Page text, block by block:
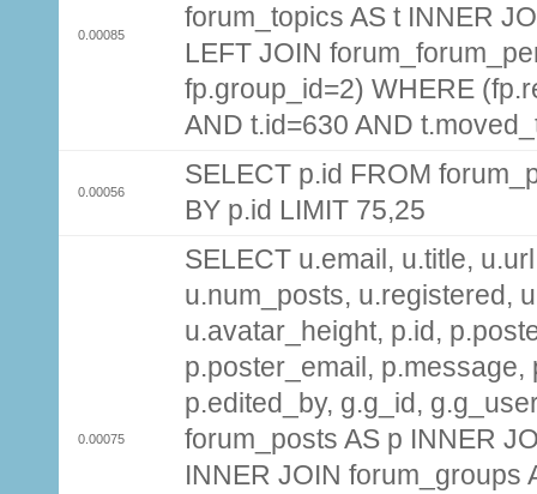
0.00085
forum_topics AS t INNER
LEFT JOIN
fp.group_id=2) WHERE
AND t.id=630 AND
0.00056
SELECT p.id FROM
BY p.id LIMIT 75,25
0.00075
SELECT u.email, u.title,
u.num_posts, u.registered,
u.avatar_height, p.id,
p.poster_email,
p.edited_by, g.g_id,
forum_posts AS p INNER
INNER JOIN forum_groups